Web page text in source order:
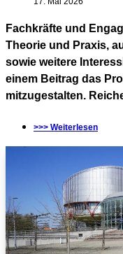
Fachkräfte und
Theorie und Praxis,
sowie weitere
einem Beitrag das
mitzugestalten.
>>> Weiterlesen